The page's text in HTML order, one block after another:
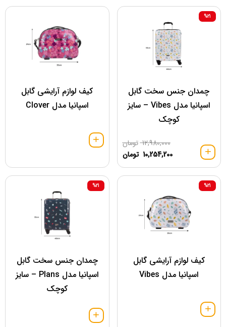
چمدان جنس سخت گابل
اسپانیا مدل Vibes – سایز
کوچک
%21
12,980,000 تومان
10,254,200 تومان
کیف لوازم آرایشی گابل
اسپانیا مدل Clover
کیف لوازم آرایشی گابل
اسپانیا مدل Vibes
%21
چمدان جنس سخت گابل
اسپانیا مدل Plans – سایز
کوچک
%21